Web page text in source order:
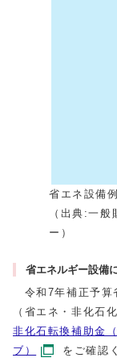
省エネ設備
（出典:一
ー）
省エネルギー設備
令和7年補正予算
（省エネ・非化石
非化石転換補助金
ブ）
をご確認